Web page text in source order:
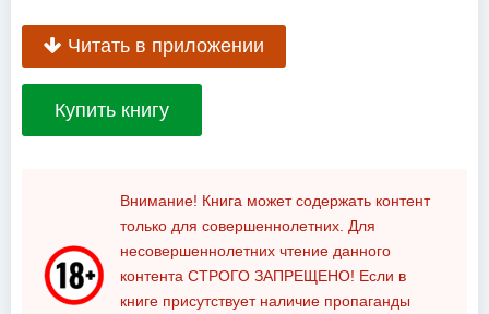
Читать в приложении
Купить книгу
Внимание! Книга может содержать контент
только для совершеннолетних. Для
несовершеннолетних чтение данного
контента СТРОГО ЗАПРЕЩЕНО! Если в
книге присутствует наличие пропаганды